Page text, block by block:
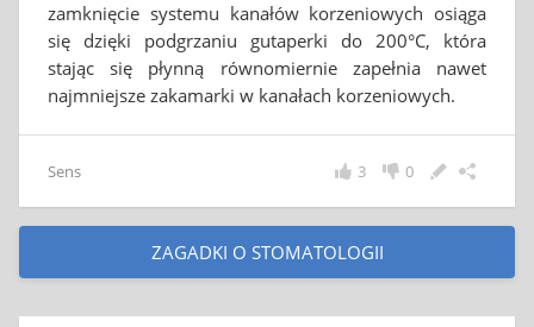
zamknięcie systemu kanałów korzeniowych osiąga
się dzięki podgrzaniu gutaperki do 200°C, która
stając się płynną równomiernie zapełnia nawet
najmniejsze zakamarki w kanałach korzeniowych.
Sens 0
3
ZAGADKI O STOMATOLOGII